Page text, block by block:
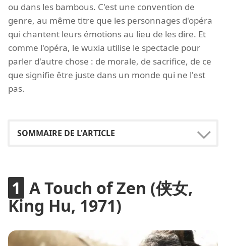
ou dans les bambous. C'est une convention de
genre, au même titre que les personnages d'opéra
qui chantent leurs émotions au lieu de les dire. Et
comme l'opéra, le wuxia utilise le spectacle pour
parler d'autre chose : de morale, de sacrifice, de ce
que signifie être juste dans un monde qui ne l'est
pas.
A Touch of Zen (侠女,
King Hu, 1971)